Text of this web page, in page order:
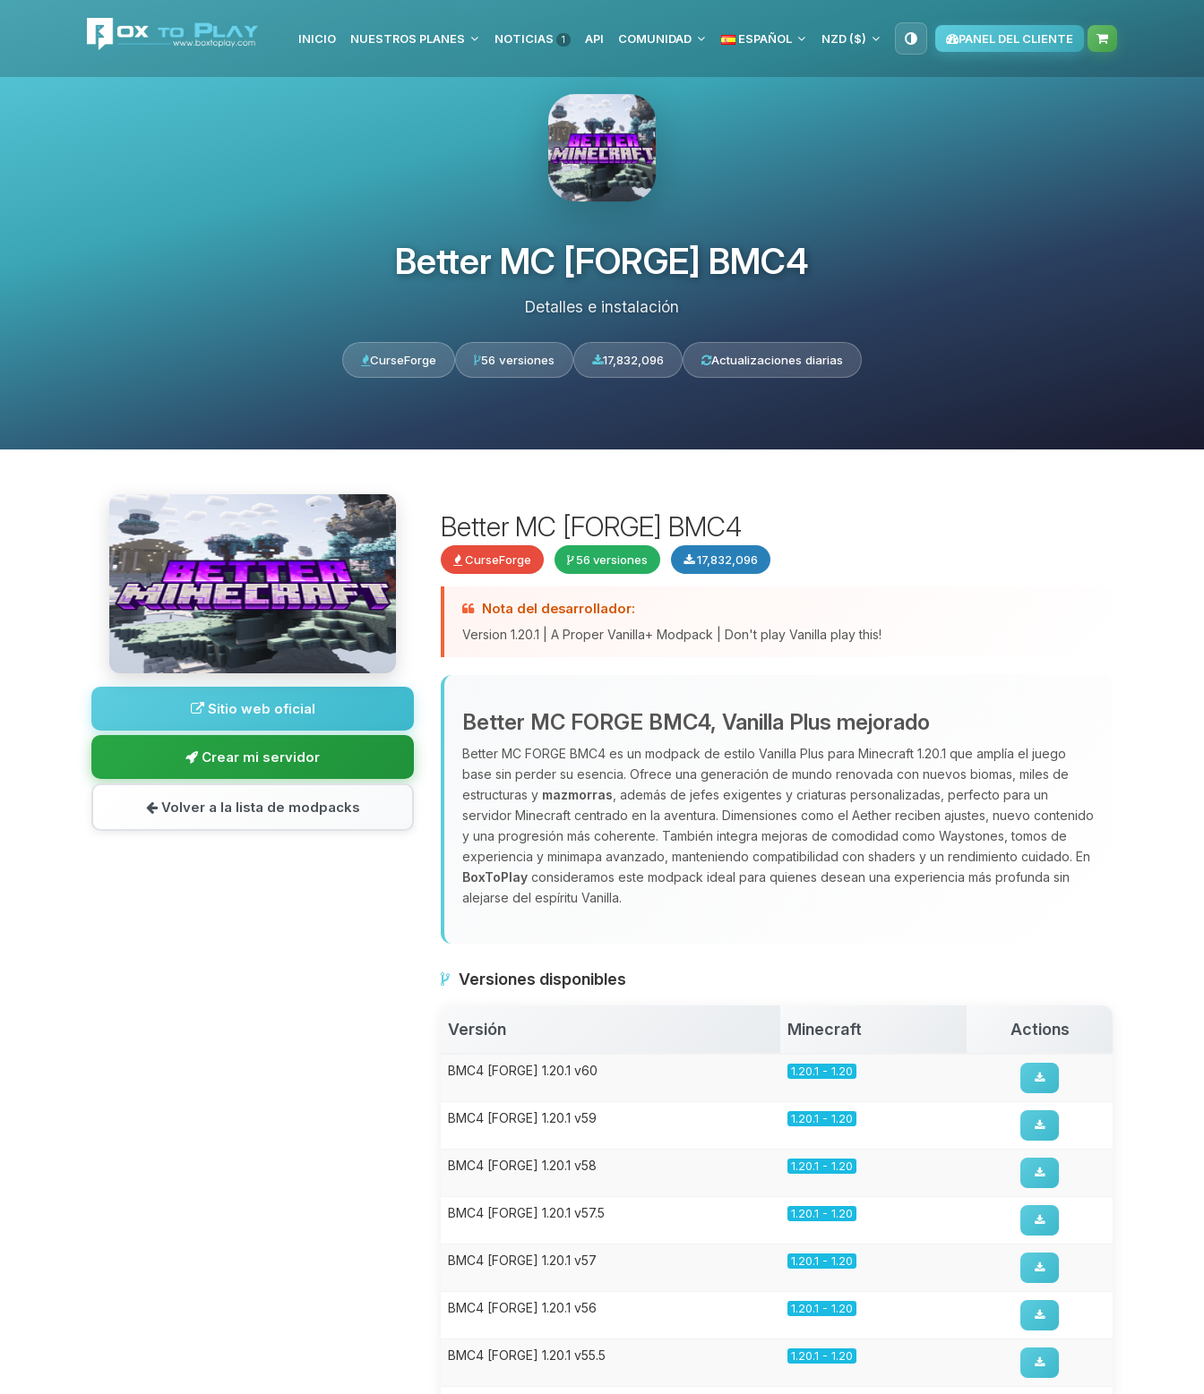
INICIO NUESTROS PLANES NOTICIAS 1 API COMUNIDAD ESPAÑOL NZD ($) PANEL DEL CLIENTE
Better MC [FORGE] BMC4
Detalles e instalación
CurseForge 56 versiones 17,832,096 Actualizaciones diarias
Sitio web oficial
Crear mi servidor
Volver a la lista de modpacks
Better MC [FORGE] BMC4
CurseForge 56 versiones 17,832,096
Nota del desarrollador:
Version 1.20.1 | A Proper Vanilla+ Modpack | Don't play Vanilla play this!
Better MC FORGE BMC4, Vanilla Plus mejorado
Better MC FORGE BMC4 es un modpack de estilo Vanilla Plus para Minecraft 1.20.1 que amplía el juego
base sin perder su esencia. Ofrece una generación de mundo renovada con nuevos biomas, miles de
estructuras y mazmorras , además de jefes exigentes y criaturas personalizadas, perfecto para un
servidor Minecraft centrado en la aventura. Dimensiones como el Aether reciben ajustes, nuevo contenido
y una progresión más coherente. También integra mejoras de comodidad como Waystones, tomos de
experiencia y minimapa avanzado, manteniendo compatibilidad con shaders y un rendimiento cuidado. En
BoxToPlay consideramos este modpack ideal para quienes desean una experiencia más profunda sin
alejarse del espíritu Vanilla.
Versiones disponibles
Versión Minecraft Actions
BMC4 [FORGE] 1.20.1 v60 1.20.1 - 1.20
BMC4 [FORGE] 1.20.1 v59 1.20.1 - 1.20
BMC4 [FORGE] 1.20.1 v58 1.20.1 - 1.20
BMC4 [FORGE] 1.20.1 v57.5 1.20.1 - 1.20
BMC4 [FORGE] 1.20.1 v57 1.20.1 - 1.20
BMC4 [FORGE] 1.20.1 v56 1.20.1 - 1.20
BMC4 [FORGE] 1.20.1 v55.5 1.20.1 - 1.20